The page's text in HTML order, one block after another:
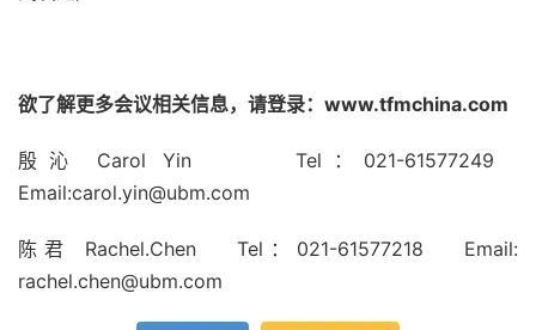
欲了解更多会议相关信息，请登录：www.tfmchina.com
殷沁 Carol Yin Tel：021-61577249
Email:carol.yin@ubm.com
陈君 Rachel.Chen Tel：021-61577218 Email:
rachel.chen@ubm.com